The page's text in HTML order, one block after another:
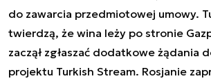
do zawarcia przedmiotowej umowy.
twierdzą, że wina leży po stronie
zaczął zgłaszać dodatkowe żądania
projektu Turkish Stream. Rosjanie